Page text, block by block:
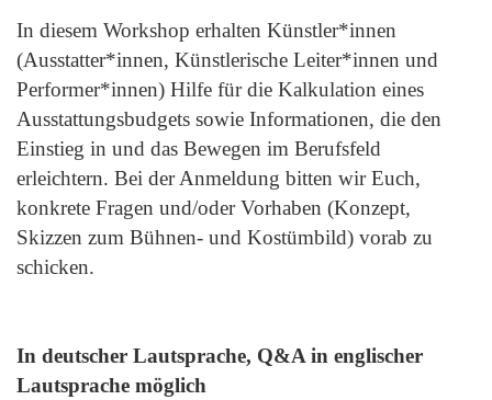
In diesem Workshop erhalten Künstler*innen
(Ausstatter*innen, Künstlerische Leiter*innen und
Performer*innen) Hilfe für die Kalkulation eines
Ausstattungsbudgets sowie Informationen, die den
Einstieg in und das Bewegen im Berufsfeld
erleichtern. Bei der Anmeldung bitten wir Euch,
konkrete Fragen und/oder Vorhaben (Konzept,
Skizzen zum Bühnen- und Kostümbild) vorab zu
schicken.
In deutscher Lautsprache, Q&A in englischer
Lautsprache möglich